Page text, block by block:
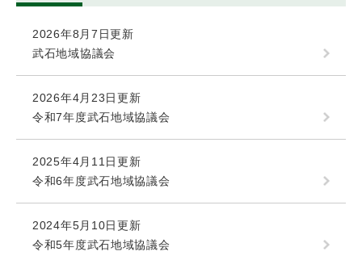
2026年8月7日更新
武石地域協議会
2026年4月23日更新
令和7年度武石地域協議会
2025年4月11日更新
令和6年度武石地域協議会
2024年5月10日更新
令和5年度武石地域協議会